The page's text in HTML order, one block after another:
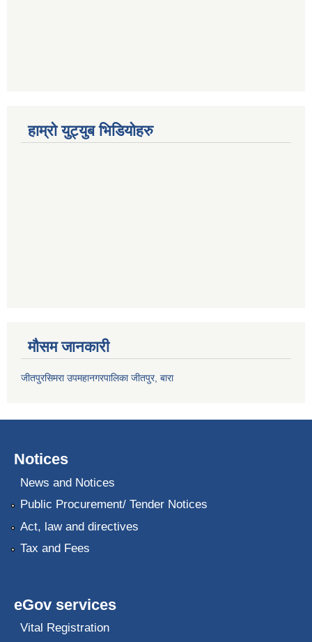
हाम्रो युट्युब भिडियोहरु
मौसम जानकारी
जीतपुरसिमरा उपमहानगरपालिका जीतपुर, बारा
Notices
News and Notices
Public Procurement/ Tender Notices
Act, law and directives
Tax and Fees
eGov services
Vital Registration